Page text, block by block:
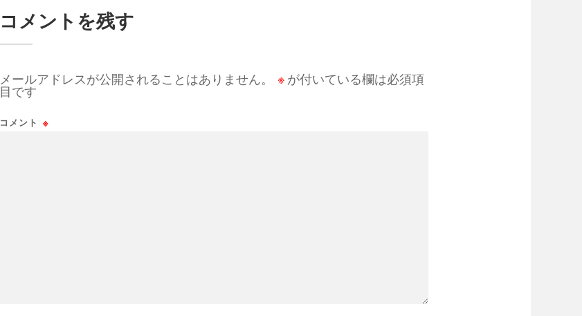
コメントを残す
メールアドレスが公開されることはありません。 ※ が付いている欄は必須項
目です
コメント ※